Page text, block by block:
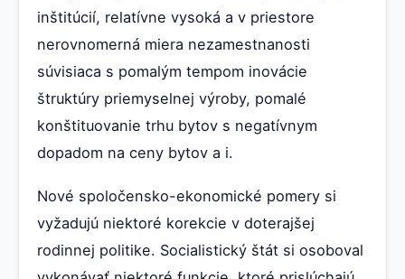
inštitúcií, relatívne vysoká a v priestore
nerovnomerná miera nezamestnanosti
súvisiaca s pomalým tempom inovácie
štruktúry priemyselnej výroby, pomalé
konštituovanie trhu bytov s negatívnym
dopadom na ceny bytov a i.
Nové spoločensko-ekonomické pomery si
vyžadujú niektoré korekcie v doterajšej
rodinnej politike. Socialistický štát si osoboval